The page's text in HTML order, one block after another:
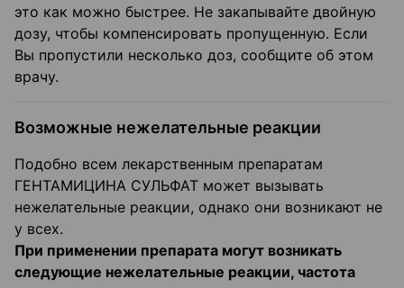
это как можно быстрее. Не закапывайте двойную
дозу, чтобы компенсировать пропущенную. Если
Вы пропустили несколько доз, сообщите об этом
врачу.
Возможные нежелательные реакции
Подобно всем лекарственным препаратам
ГЕНТАМИЦИНА СУЛЬФАТ может вызывать
нежелательные реакции, однако они возникают не
у всех.
При применении препарата могут возникать
следующие нежелательные реакции, частота